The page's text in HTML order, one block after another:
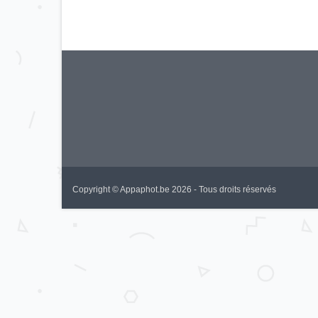
Copyright © Appaphot.be 2026 - Tous droits réservés